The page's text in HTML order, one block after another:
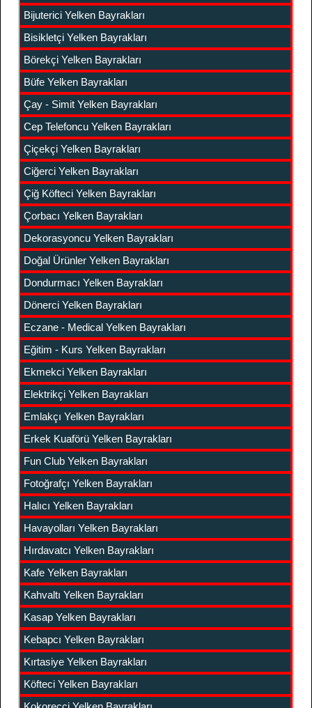
Bijuterici Yelken Bayrakları
Bisikletçi Yelken Bayrakları
Börekçi Yelken Bayrakları
Büfe Yelken Bayrakları
Çay - Simit Yelken Bayrakları
Cep Telefoncu Yelken Bayrakları
Çiçekçi Yelken Bayrakları
Ciğerci Yelken Bayrakları
Çiğ Köfteci Yelken Bayrakları
Çorbacı Yelken Bayrakları
Dekorasyoncu Yelken Bayrakları
Doğal Ürünler Yelken Bayrakları
Dondurmacı Yelken Bayrakları
Dönerci Yelken Bayrakları
Eczane - Medical Yelken Bayrakları
Eğitim - Kurs Yelken Bayrakları
Ekmekci Yelken Bayrakları
Elektrikçi Yelken Bayrakları
Emlakçı Yelken Bayrakları
Erkek Kuaförü Yelken Bayrakları
Fun Club Yelken Bayrakları
Fotoğrafçı Yelken Bayrakları
Halıcı Yelken Bayrakları
Havayolları Yelken Bayrakları
Hırdavatcı Yelken Bayrakları
Kafe Yelken Bayrakları
Kahvaltı Yelken Bayrakları
Kasap Yelken Bayrakları
Kebapcı Yelken Bayrakları
Kırtasiye Yelken Bayrakları
Köfteci Yelken Bayrakları